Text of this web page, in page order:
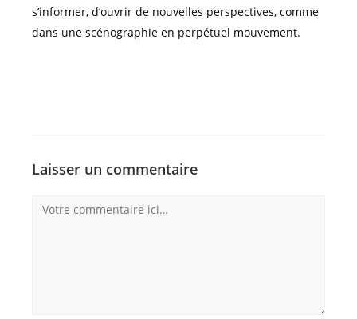
s’informer, d’ouvrir de nouvelles perspectives, comme
dans une scénographie en perpétuel mouvement.
Laisser un commentaire